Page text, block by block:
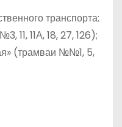
транспорта:
11, 11А, 18, 27, 126);
(трамваи №№1, 5,